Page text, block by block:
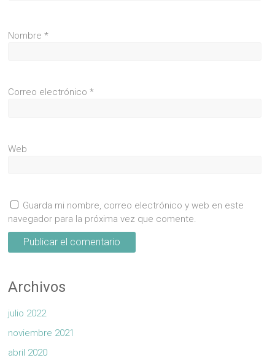
Nombre*
Correo electrónico*
Web
Guarda mi nombre, correo electrónico y web en este
navegador para la próxima vez que comente.
Archivos
julio 2022
noviembre 2021
abril 2020